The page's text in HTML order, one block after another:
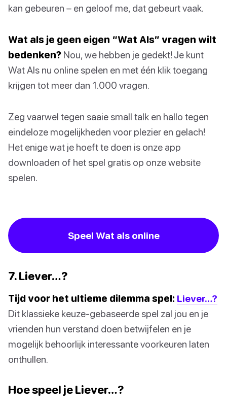
kan gebeuren – en geloof me, dat gebeurt vaak.
Wat als je geen eigen “Wat Als” vragen wilt
bedenken? Nou, we hebben je gedekt! Je kunt
Wat Als nu online spelen en met één klik toegang
krijgen tot meer dan 1.000 vragen.
Zeg vaarwel tegen saaie small talk en hallo tegen
eindeloze mogelijkheden voor plezier en gelach!
Het enige wat je hoeft te doen is onze app
downloaden of het spel gratis op onze website
spelen.
Speel Wat als online
7. Liever…?
Tijd voor het ultieme dilemma spel: Liever…?
Dit klassieke keuze-gebaseerde spel zal jou en je
vrienden hun verstand doen betwijfelen en je
mogelijk behoorlijk interessante voorkeuren laten
onthullen.
Hoe speel je Liever…?